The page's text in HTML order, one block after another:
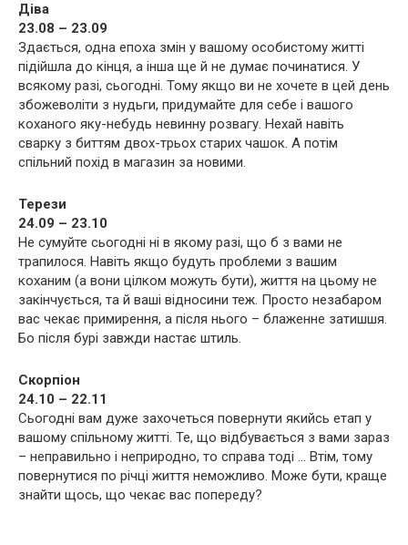
Діва
23.08 – 23.09
Здається, одна епоха змін у вашому особистому житті
підійшла до кінця, а інша ще й не думає починатися. У
всякому разі, сьогодні. Тому якщо ви не хочете в цей день
збожеволіти з нудьги, придумайте для себе і вашого
коханого яку-небудь невинну розвагу. Нехай навіть
сварку з биттям двох-трьох старих чашок. А потім
спільний похід в магазин за новими.
Терези
24.09 – 23.10
Не сумуйте сьогодні ні в якому разі, що б з вами не
трапилося. Навіть якщо будуть проблеми з вашим
коханим (а вони цілком можуть бути), життя на цьому не
закінчується, та й ваші відносини теж. Просто незабаром
вас чекає примирення, а після нього – блаженне затишшя.
Бо після бурі завжди настає штиль.
Скорпіон
24.10 – 22.11
Сьогодні вам дуже захочеться повернути якийсь етап у
вашому спільному житті. Те, що відбувається з вами зараз
– неправильно і неприродно, то справа тоді … Втім, тому
повернутися по річці життя неможливо. Може бути, краще
знайти щось, що чекає вас попереду?